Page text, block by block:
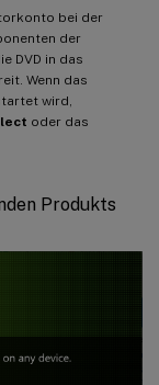
bei der
der
DVD in das
Wenn das
wird,
oder das
Produkts